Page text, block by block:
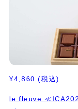
¥4,860 (税込)
le fleuve